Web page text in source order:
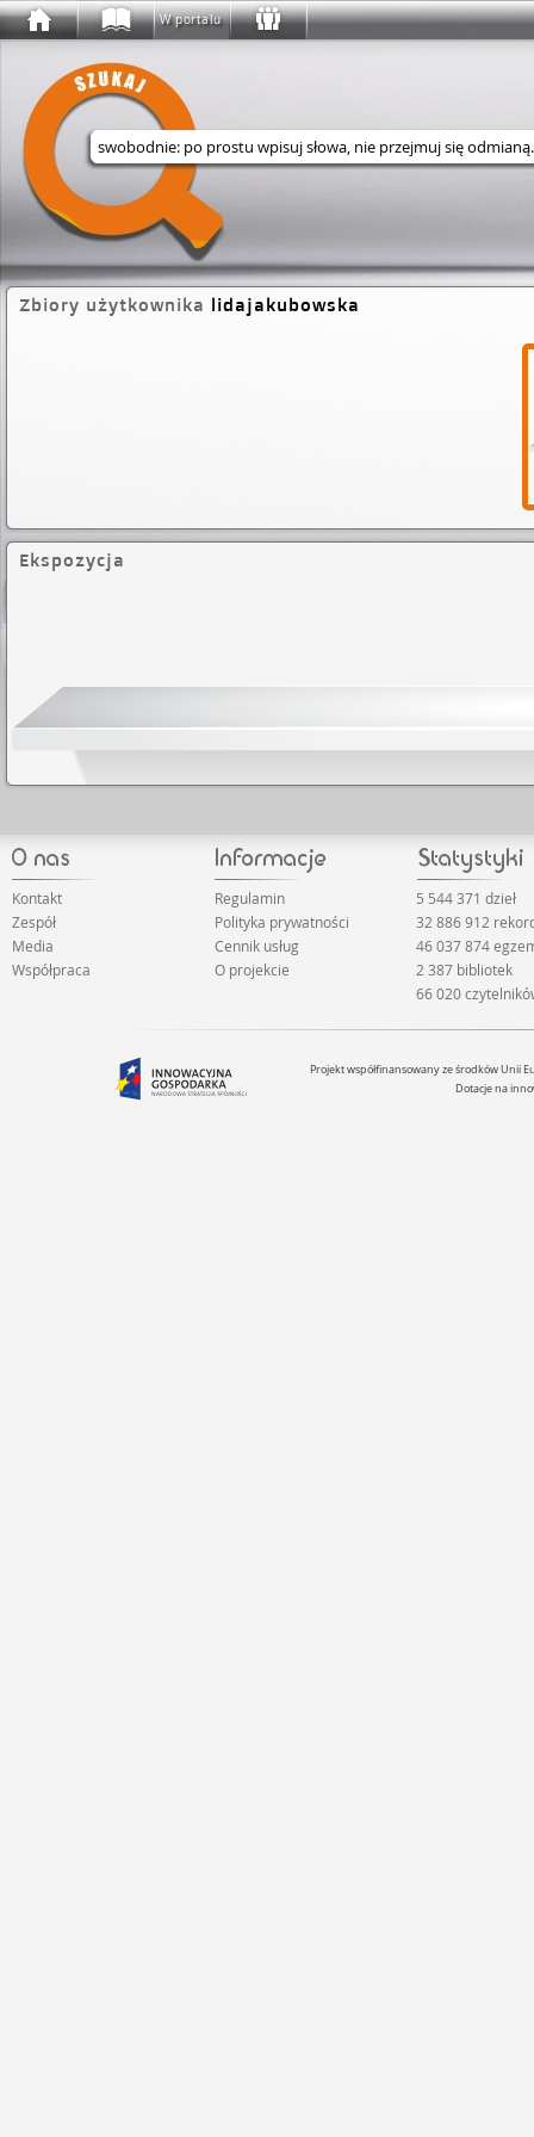
W portalu
Wyszukaj w serwisie
Zbiory użytkownika lidajakubowska
Ekspozycja
Kontakt
Zespół
Media
Współpraca
Regulamin
Polityka prywatności
Cennik usług
O projekcie
5 544 371 dzieł
32 886 912
46 037 874
2 387 bibliotek
66 020
Projekt współfinansowany ze środków Unii
Dotacje na